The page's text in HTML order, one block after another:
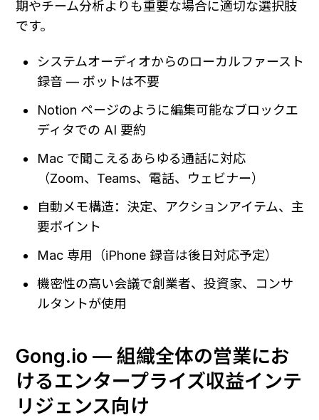
期やチーム分析よりも重要な場合に適切な選択肢
です。
システムオーディオからのローカルファースト
録音 — ボットは不要
Notion ページのように編集可能なブロックエ
ディタでの AI 要約
Mac で聞こえるあらゆる通話に対応
（Zoom、Teams、電話、ウェビナー）
自動メモ構造：決定、アクションアイテム、主
要ポイント
Mac 専用（iPhone 録音は後日対応予定）
機密性の高い会議で創業者、投資家、コンサ
ルタントが使用
Gong.io — 組織全体の営業にお
けるエンタープライズ収益インテ
リジェンス向け